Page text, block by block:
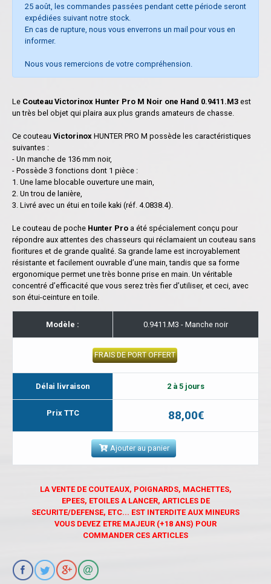
25 août, les commandes passées pendant cette période seront
expédiées suivant notre stock.
En cas de rupture, nous vous enverrons un mail pour vous en
informer.
Nous vous remercions de votre compréhension.
Le Couteau Victorinox Hunter Pro M Noir one Hand 0.9411.M3 est
un très bel objet qui plaira aux plus grands amateurs de chasse.
Ce couteau Victorinox HUNTER PRO M possède les caractéristiques
suivantes :
- Un manche de 136 mm noir,
- Possède 3 fonctions dont 1 pièce :
1. Une lame blocable ouverture une main,
2. Un trou de lanière,
3. Livré avec un étui en toile kaki (réf. 4.0838.4).
Le couteau de poche Hunter Pro a été spécialement conçu pour
répondre aux attentes des chasseurs qui réclamaient un couteau sans
fioritures et de grande qualité. Sa grande lame est incroyablement
résistante et facilement ouvrable d’une main, tandis que sa forme
ergonomique permet une très bonne prise en main. Un véritable
concentré d’efficacité que vous serez très fier d’utiliser, et ceci, avec
son étui-ceinture en toile.
Modèle : 0.9411.M3 - Manche noir
FRAIS DE PORT OFFERT
Délai livraison 2 à 5 jours
Prix TTC 88,00€
Ajouter au panier
LA VENTE DE COUTEAUX, POIGNARDS, MACHETTES,
EPEES, ETOILES A LANCER, ARTICLES DE
SECURITE/DEFENSE, ETC... EST INTERDITE AUX MINEURS
VOUS DEVEZ ETRE MAJEUR (+18 ANS) POUR
COMMANDER CES ARTICLES